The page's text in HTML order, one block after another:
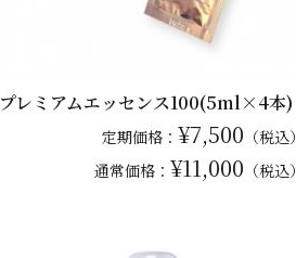
プレミアムエッセンス100(5ml×4本)
定期価格： ¥7,500 （税込）
通常価格： ¥11,000 （税込）